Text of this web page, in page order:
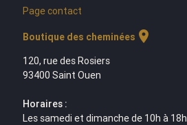
Page contact
Boutique des cheminées location_on
120, rue des Rosiers
93400 Saint Ouen
Horaires :
Les samedi et dimanche de 10h à 18h